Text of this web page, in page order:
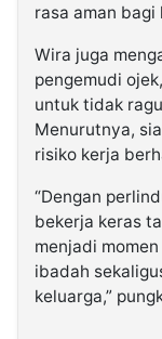
rasa aman bagi
Wira juga
pengemudi
untuk tidak
Menurutnya,
risiko kerja
“Dengan
bekerja keras
menjadi
ibadah
keluarga,”